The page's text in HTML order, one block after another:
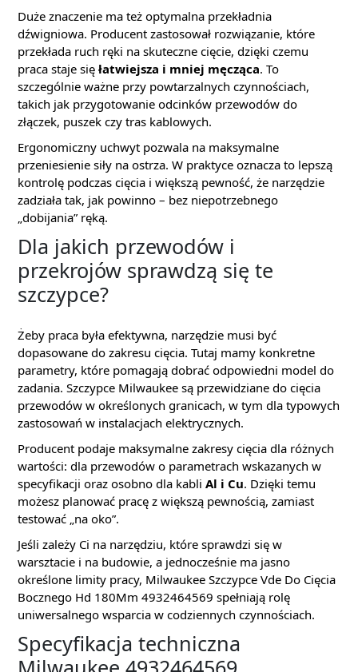
Duże znaczenie ma też optymalna przekładnia
dźwigniowa. Producent zastosował rozwiązanie, które
przekłada ruch ręki na skuteczne cięcie, dzięki czemu
praca staje się łatwiejsza i mniej męcząca. To
szczególnie ważne przy powtarzalnych czynnościach,
takich jak przygotowanie odcinków przewodów do
złączek, puszek czy tras kablowych.
Ergonomiczny uchwyt pozwala na maksymalne
przeniesienie siły na ostrza. W praktyce oznacza to lepszą
kontrolę podczas cięcia i większą pewność, że narzędzie
zadziała tak, jak powinno – bez niepotrzebnego
„dobijania” ręką.
Dla jakich przewodów i
przekrojów sprawdzą się te
szczypce?
Żeby praca była efektywna, narzędzie musi być
dopasowane do zakresu cięcia. Tutaj mamy konkretne
parametry, które pomagają dobrać odpowiedni model do
zadania. Szczypce Milwaukee są przewidziane do cięcia
przewodów w określonych granicach, w tym dla typowych
zastosowań w instalacjach elektrycznych.
Producent podaje maksymalne zakresy cięcia dla różnych
wartości: dla przewodów o parametrach wskazanych w
specyfikacji oraz osobno dla kabli Al i Cu. Dzięki temu
możesz planować pracę z większą pewnością, zamiast
testować „na oko”.
Jeśli zależy Ci na narzędziu, które sprawdzi się w
warsztacie i na budowie, a jednocześnie ma jasno
określone limity pracy, Milwaukee Szczypce Vde Do Cięcia
Bocznego Hd 180Mm 4932464569 spełniają rolę
uniwersalnego wsparcia w codziennych czynnościach.
Specyfikacja techniczna